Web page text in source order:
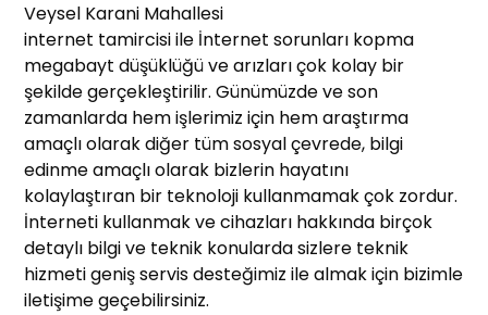
Veysel Karani Mahallesi
internet tamircisi ile İnternet sorunları kopma
megabayt düşüklüğü ve arızları çok kolay bir
şekilde gerçekleştirilir. Günümüzde ve son
zamanlarda hem işlerimiz için hem araştırma
amaçlı olarak diğer tüm sosyal çevrede, bilgi
edinme amaçlı olarak bizlerin hayatını
kolaylaştıran bir teknoloji kullanmamak çok zordur.
İnterneti kullanmak ve cihazları hakkında birçok
detaylı bilgi ve teknik konularda sizlere teknik
hizmeti geniş servis desteğimiz ile almak için bizimle
iletişime geçebilirsiniz.